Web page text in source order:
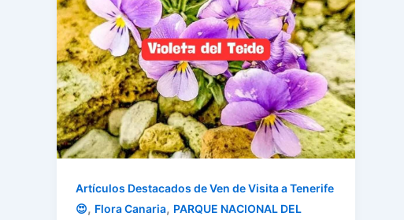
Artículos Destacados de Ven de Visita a Tenerife
😍, Flora Canaria, PARQUE NACIONAL DEL